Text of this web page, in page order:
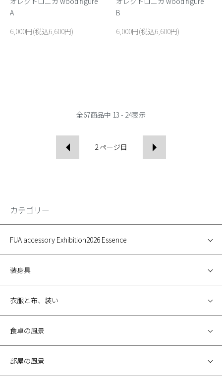
A
6,000円(税込6,600円)
B
6,000円(税込6,600円)
全67商品中 13 - 24表示
2ページ目
カテゴリー
FUA accessory Exhibition2026 Essence
装身具
衣服と布、装い
食卓の風景
部屋の風景